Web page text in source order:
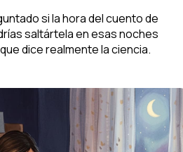
si la hora del cuento de
saltártela en esas noches
dice realmente la ciencia.